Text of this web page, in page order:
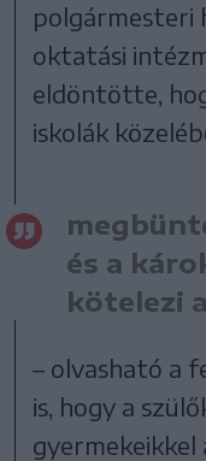
polgármesteri
oktatási
eldöntötte,
iskolák
és a
kötelezi
– olvasható a
is, hogy a
gyermekeikkel